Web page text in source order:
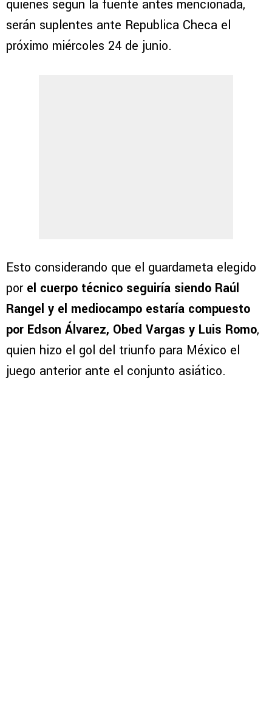
quienes según la fuente antes mencionada,
serán suplentes ante Republica Checa el
próximo miércoles 24 de junio.
Esto considerando que el guardameta elegido
por el cuerpo técnico seguiría siendo Raúl
Rangel y el mediocampo estaría compuesto
por Edson Álvarez, Obed Vargas y Luis Romo,
quien hizo el gol del triunfo para México el
juego anterior ante el conjunto asiático.